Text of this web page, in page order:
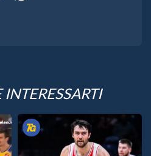
INTERESSARTI